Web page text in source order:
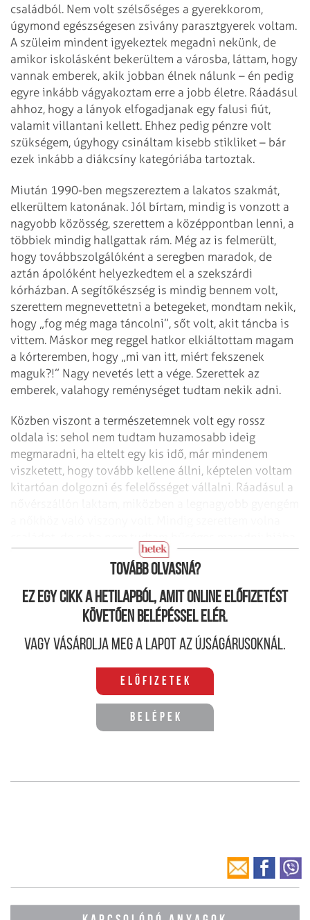
családból. Nem volt szélsőséges a gyerekkorom,
úgymond egészségesen zsivány parasztgyerek voltam.
A szüleim mindent igyekeztek megadni nekünk, de
amikor iskolásként bekerültem a városba, láttam, hogy
vannak emberek, akik jobban élnek nálunk – én pedig
egyre inkább vágyakoztam erre a jobb életre. Ráadásul
ahhoz, hogy a lányok elfogadjanak egy falusi fiút,
valamit villantani kellett. Ehhez pedig pénzre volt
szükségem, úgyhogy csináltam kisebb stikliket – bár
ezek inkább a diákcsíny kategóriába tartoztak.
Miután 1990-ben megszereztem a lakatos szakmát,
elkerültem katonának. Jól bírtam, mindig is vonzott a
nagyobb közösség, szerettem a középpontban lenni, a
többiek mindig hallgattak rám. Még az is felmerült,
hogy továbbszolgálóként a seregben maradok, de
aztán ápolóként helyezkedtem el a szekszárdi
kórházban. A segítőkészség is mindig bennem volt,
szerettem megnevettetni a betegeket, mondtam nekik,
hogy „fog még maga táncolni”, sőt volt, akit táncba is
vittem. Máskor meg reggel hatkor elkiáltottam magam
a kórteremben, hogy „mi van itt, miért fekszenek
maguk?!” Nagy nevetés lett a vége. Szerettek az
emberek, valahogy reménységet tudtam nekik adni.
Közben viszont a természetemnek volt egy rossz
oldala is: sehol nem tudtam huzamosabb ideig
megmaradni, ha eltelt egy kis idő, már mindenem
viszketett, hogy tovább kellene állni, képtelen voltam
kitartóan dolgozni és felelősséget vállalni. Ráadásul a
akartam a jót, a rossz felülkerekedett bennem.
Tovább olvasná?
Ez egy cikk a hetilapból, amit online előfizetést
követően belépéssel elér.
Vagy vásárolja meg a lapot az újságárusoknál.
Előfizetek
Belépek